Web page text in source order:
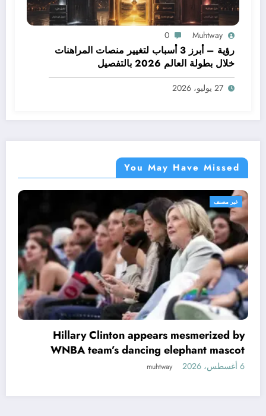
Muhtway
0
رؤية – أبرز 3 أسباب لتغيير منصات المراهنات
خلال بطولة العالم 2026 بالتفصيل
27 يوليو، 2026
You May Have Missed
by
mascot
Florida property tax
muhtway